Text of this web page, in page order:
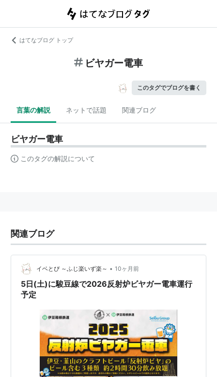
はてなブログ トップ
ビヤガー電車
このタグでブログを書く
言葉の解説 ネットで話題 関連ブログ
ビヤガー電車
このタグの解説について
関連ブログ
イベとぴ ～ふじ楽いず楽～ • 10ヶ月前
5日(土)に駿豆線で2026反射炉ビヤガー電車運行
予定